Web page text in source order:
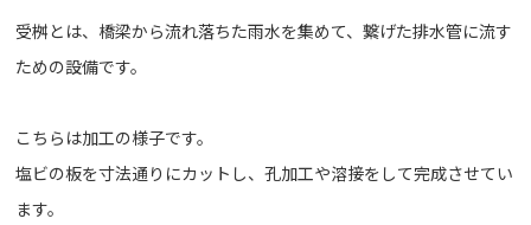
受桝とは、橋梁から流れ落ちた雨水を集めて、繋げた排水管に流す
ための設備です。
こちらは加工の様子です。
塩ビの板を寸法通りにカットし、孔加工や溶接をして完成させてい
ます。